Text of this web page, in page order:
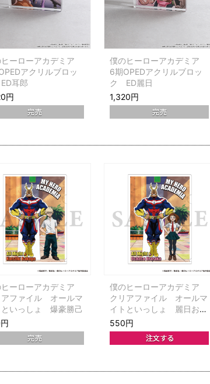
ーローアカデミア
アクリルブロッ
耳郎
円
僕のヒーローアカデミア
6期OPEDアクリルブロッ
ク ED麗日
1,320円
ーローアカデミア
アファイル オールマ
といっしょ 爆豪勝己
僕のヒーローアカデミア
クリアファイル オールマ
イトといっしょ 麗日お茶
子
550円